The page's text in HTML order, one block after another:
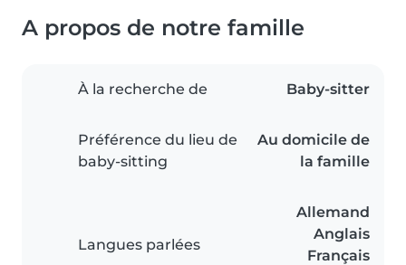
A propos de notre famille
À la recherche de Baby-sitter
Préférence du lieu de
baby-sitting
Au domicile de
la famille
Langues parlées
Allemand
Anglais
Français